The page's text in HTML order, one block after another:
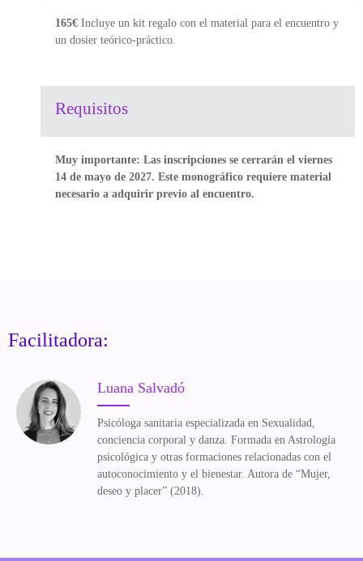
165€ Incluye un kit regalo con el material para el encuentro y
un dosier teórico-práctico.
Requisitos
Muy importante: Las inscripciones se cerrarán el viernes
14 de mayo de 2027. Este monográfico requiere material
necesario a adquirir previo al encuentro.
Facilitadora:
Luana Salvadó
Psicóloga sanitaria especializada en Sexualidad,
conciencia corporal y danza. Formada en Astrología
psicológica y otras formaciones relacionadas con el
autoconocimiento y el bienestar. Autora de “Mujer,
deseo y placer” (2018).